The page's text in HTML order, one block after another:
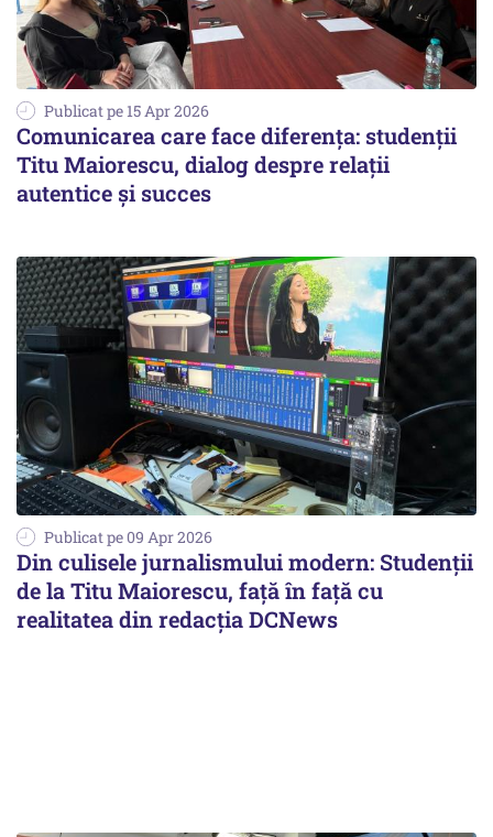
Publicat pe 15 Apr 2026
Comunicarea care face diferența: studenții
Titu Maiorescu, dialog despre relații
autentice și succes
Publicat pe 09 Apr 2026
Din culisele jurnalismului modern: Studenții
de la Titu Maiorescu, față în față cu
realitatea din redacția DCNews